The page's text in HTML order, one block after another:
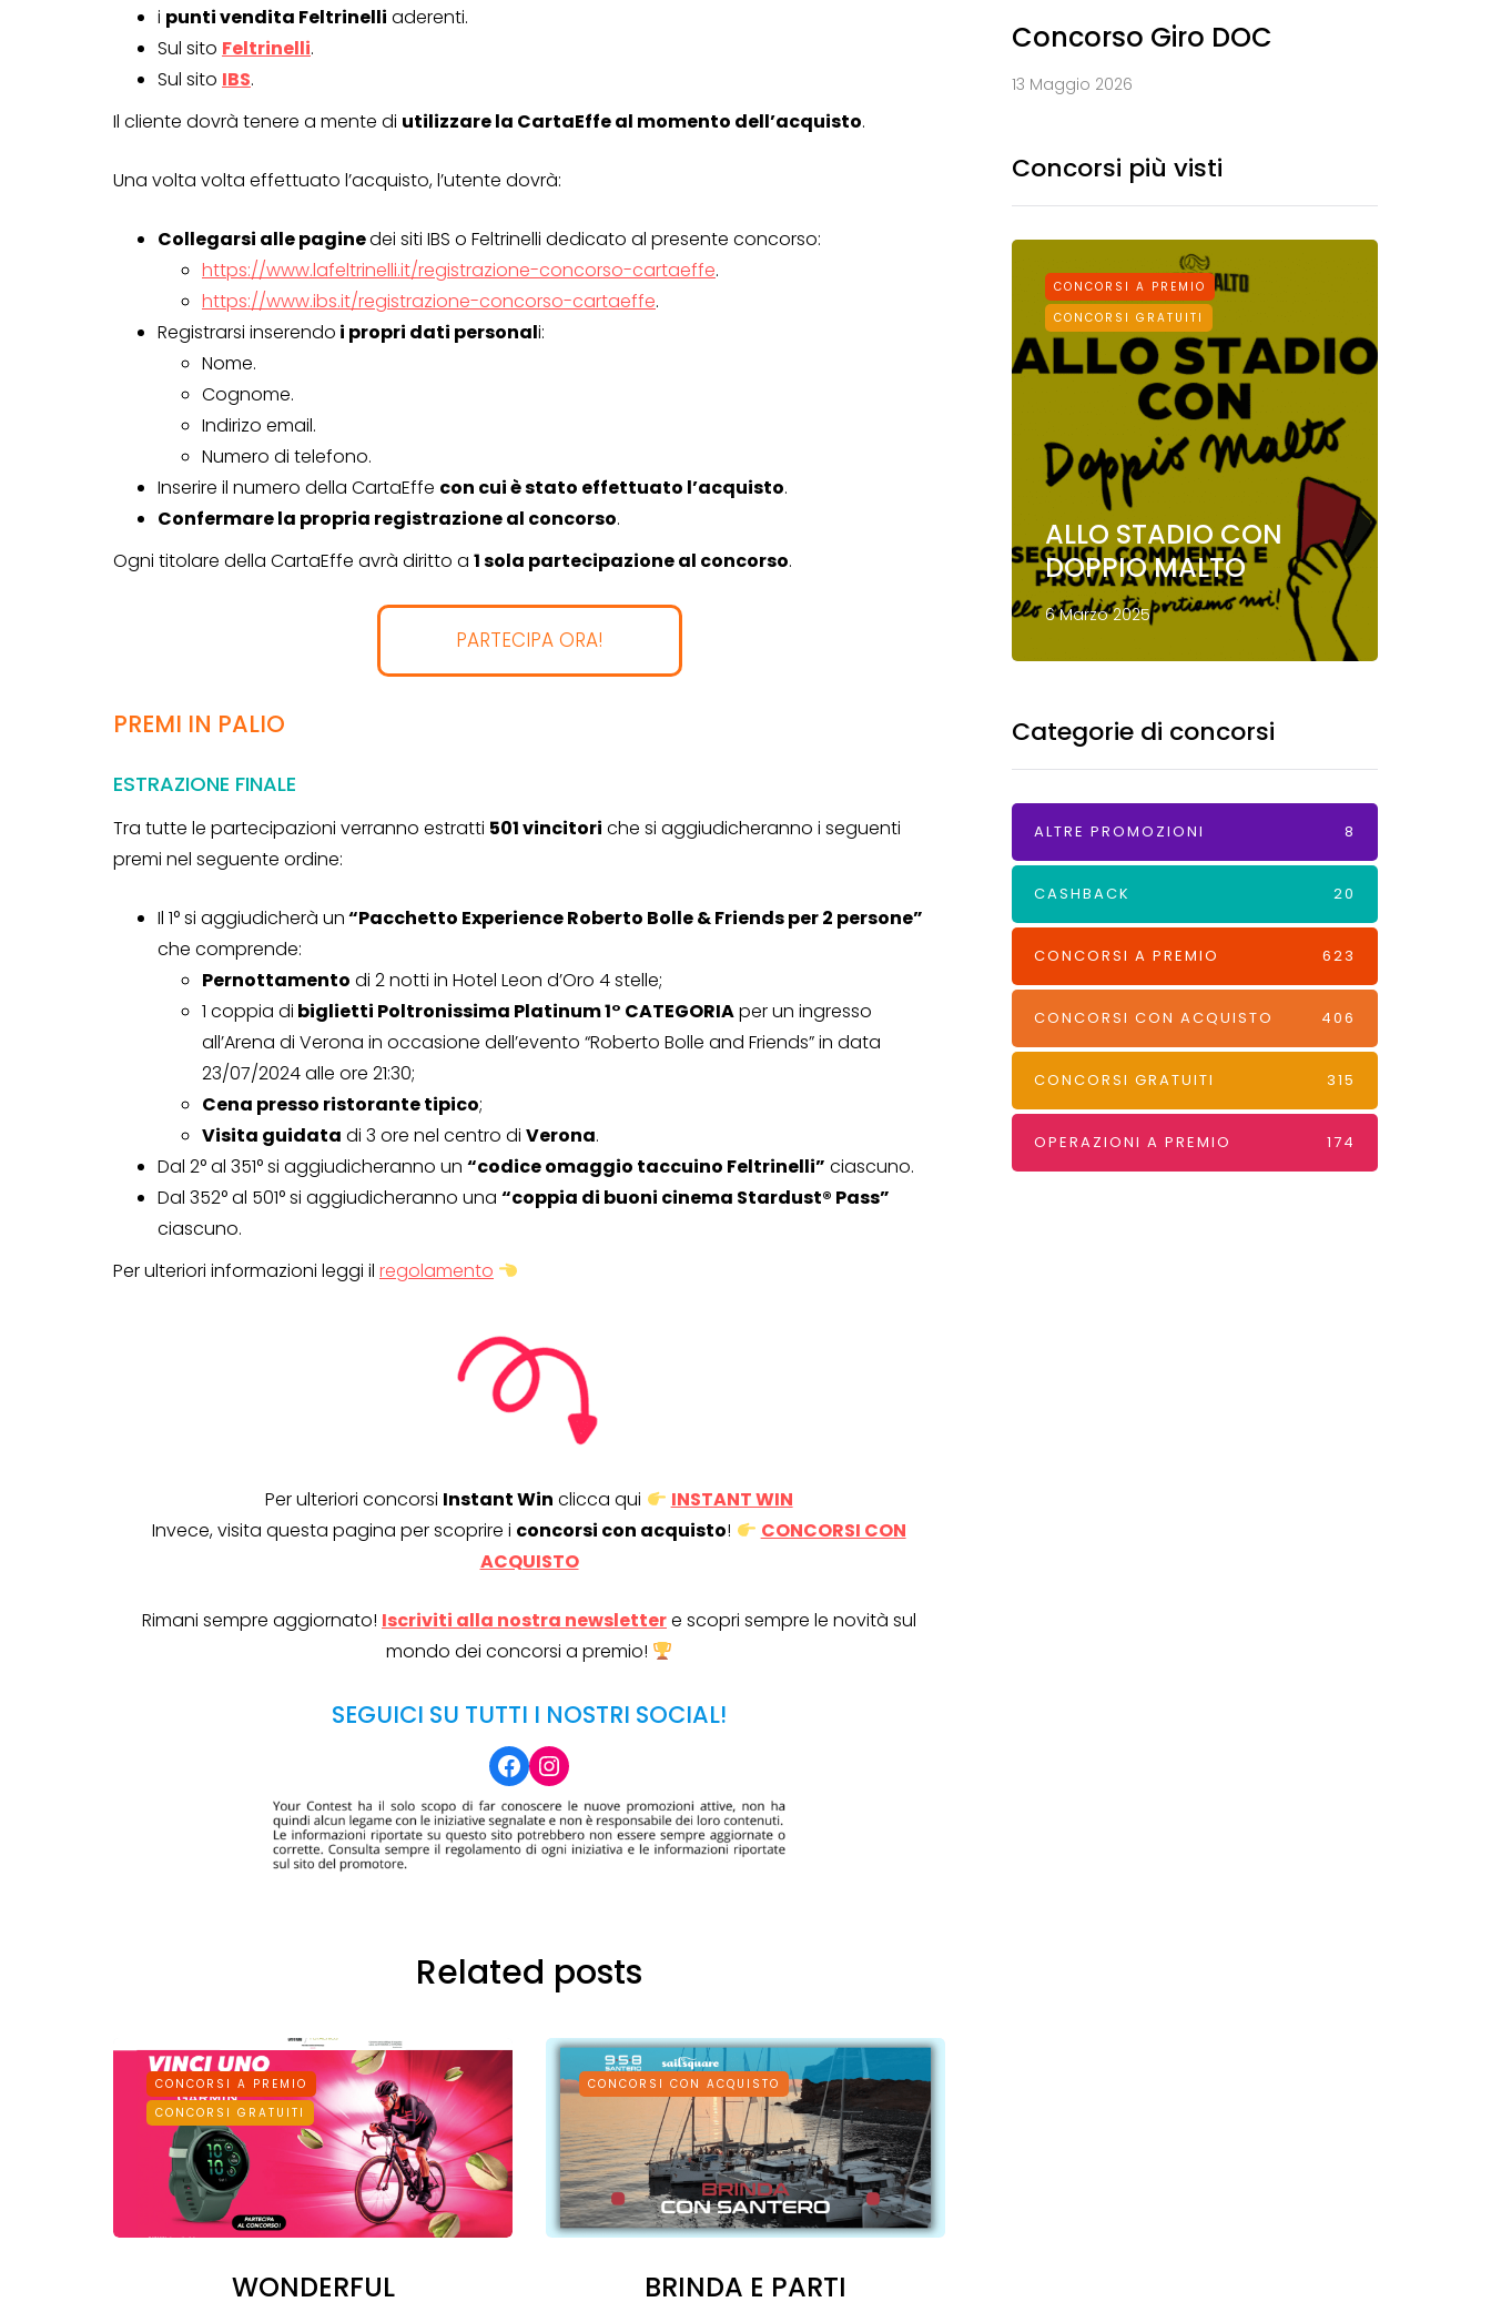
i punti vendita Feltrinelli aderenti.
Sul sito Feltrinelli.
Sul sito IBS.
Il cliente dovrà tenere a mente di utilizzare la CartaEffe al momento dell’acquisto.
Una volta volta effettuato l’acquisto, l’utente dovrà:
Collegarsi alle paginedei siti IBS o Feltrinelli dedicato al presente concorso:
https://www.lafeltrinelli.it/registrazione-concorso-cartaeffe.
https://www.ibs.it/registrazione-concorso-cartaeffe.
Registrarsi inserendo i propri dati personali:
Nome.
Cognome.
Indirizo email.
Numero di telefono.
Inserire il numero della CartaEffe con cui è stato effettuato l’acquisto.
Confermare la propria registrazione al concorso.
Ogni titolare della CartaEffe avrà diritto a 1 sola partecipazione al concorso.
PARTECIPA ORA!
PREMI IN PALIO
ESTRAZIONE FINALE
Tra tutte le partecipazioni verranno estratti 501 vincitori che si aggiudicheranno i seguenti
premi nel seguente ordine:
Il 1° si aggiudicherà un“Pacchetto Experience Roberto Bolle & Friends per 2 persone”
che comprende:
Pernottamento di 2 notti in Hotel Leon d’Oro 4 stelle;
1 coppia di biglietti Poltronissima Platinum 1° CATEGORIAper un ingresso
all’Arena di Verona in occasione dell’evento “Roberto Bolle and Friends” in data
23/07/2024 alle ore 21:30;
Cena presso ristorante tipico;
Visita guidata di 3 ore nel centro di Verona.
Dal 2° al 351° si aggiudicheranno un “codice omaggio taccuino Feltrinelli” ciascuno.
Dal 352° al 501° si aggiudicheranno una “coppia di buoni cinema Stardust® Pass”
ciascuno.
Per ulteriori informazioni leggi il regolamento
Per ulteriori concorsi Instant Win clicca qui
INSTANT WIN
Invece, visita questa pagina per scoprire i concorsi con acquisto!
CONCORSI CON
ACQUISTO
Rimani sempre aggiornato! Iscriviti alla nostra newslettere scopri sempre le novità sul
mondo dei concorsi a premio!
SEGUICI SU TUTTI I NOSTRI SOCIAL!
Facebook
Instagram
Related posts
CONCORSI A PREMIO
CONCORSI GRATUITI
WONDERFUL
CONCORSI CON ACQUISTO
BRINDA E PARTI
Concorso Giro DOC
13 Maggio 2026
Concorsi più visti
CONCORSI A PREMIO
CONCORSI CON ACQUISTO
Genertel e
Genertellife ti
regalano fino a 500€
in buoni!
13 Gennaio 2022
Operazione a premio
2022”
13 Gennaio 2022
CONCORSI A PREMIO
CONCORSI GRATUITI
ALLO STADIO CON
DOPPIO MALTO
6 Marzo 2025
Categorie di concorsi
ALTRE PROMOZIONI 8
CASHBACK 20
CONCORSI A PREMIO 623
CONCORSI CON ACQUISTO 406
CONCORSI GRATUITI 315
OPERAZIONI A PREMIO 174